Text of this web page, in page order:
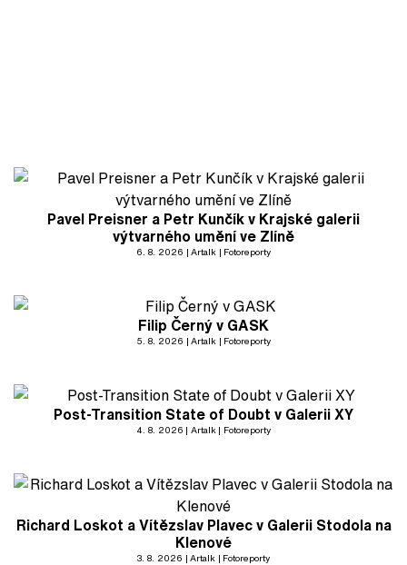
Pavel Preisner a Petr Kunčík v Krajské galerii
výtvarného umění ve Zlíně
6. 8. 2026 Artalk Fotoreporty
Filip Černý v GASK
5. 8. 2026 Artalk Fotoreporty
Post-Transition State of Doubt v Galerii XY
4. 8. 2026 Artalk Fotoreporty
Richard Loskot a Vítězslav Plavec v Galerii Stodola na
Klenové
3. 8. 2026 Artalk Fotoreporty